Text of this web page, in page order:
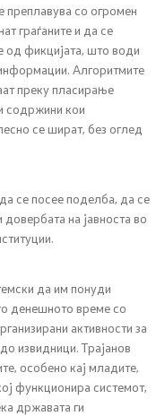
со огромен
граѓаните и да се
од фикцијата, што води
Алгоритмите
преку пласирање
содржини кои
се шират, без оглед
се посее поделба, да се
на јавноста во
да им понуди
денешното време со
активности за
извидници. Трајанов
особено кај младите,
функционира системот,
државата ги